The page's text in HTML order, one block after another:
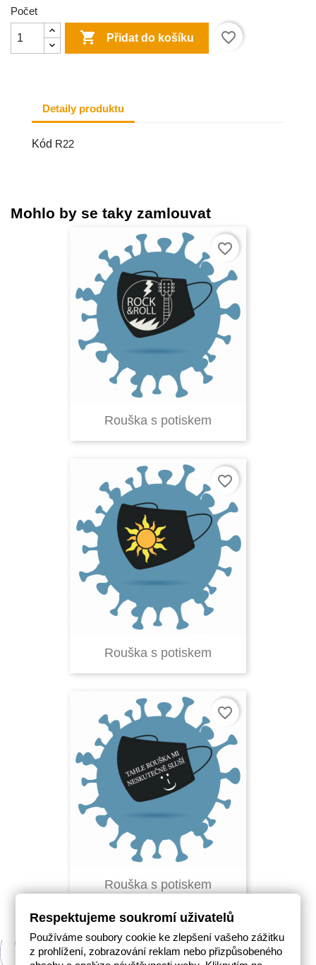
Počet
 Přidat do košíku favorite_border
Detaily produktu
Kód R22
Mohlo by se taky zamlouvat
Rouška s potiskem
favorite_border
Rouška s potiskem
favorite_border
Rouška s potiskem
favorite_border
Respektujeme soukromí uživatelů
Používáme soubory cookie ke zlepšení vašeho zážitku
z prohlížení, zobrazování reklam nebo přizpůsobeného